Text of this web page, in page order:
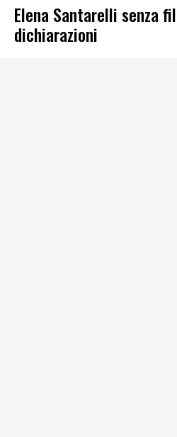
Elena Santarelli senza
dichiarazioni